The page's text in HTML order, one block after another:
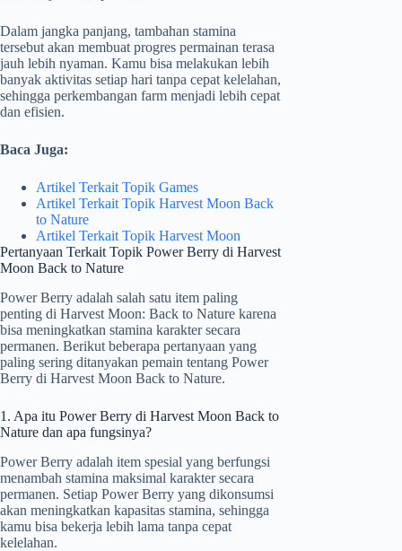
Dalam jangka panjang, tambahan stamina
tersebut akan membuat progres permainan terasa
jauh lebih nyaman. Kamu bisa melakukan lebih
banyak aktivitas setiap hari tanpa cepat kelelahan,
sehingga perkembangan farm menjadi lebih cepat
dan efisien.
Baca Juga:
Artikel Terkait Topik Games
Artikel Terkait Topik Harvest Moon Back
to Nature
Artikel Terkait Topik Harvest Moon
Pertanyaan Terkait Topik Power Berry di Harvest
Moon Back to Nature
Power Berry adalah salah satu item paling
penting di Harvest Moon: Back to Nature karena
bisa meningkatkan stamina karakter secara
permanen. Berikut beberapa pertanyaan yang
paling sering ditanyakan pemain tentang Power
Berry di Harvest Moon Back to Nature.
1. Apa itu Power Berry di Harvest Moon Back to
Nature dan apa fungsinya?
Power Berry adalah item spesial yang berfungsi
menambah stamina maksimal karakter secara
permanen. Setiap Power Berry yang dikonsumsi
akan meningkatkan kapasitas stamina, sehingga
kamu bisa bekerja lebih lama tanpa cepat
kelelahan.